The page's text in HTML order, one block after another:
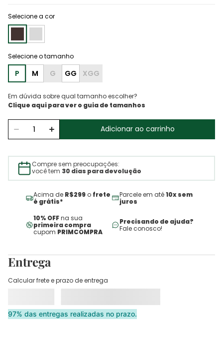
Selecione a cor
P M G GG XGG
Em dúvida sobre qual tamanho escolher?
Adicionar ao carrinho
Compre sem preocupações:
você tem 30 dias para devolução
Acima de R$299 o frete
é grátis*
Parcele em até10x sem
juros
10% OFFna sua
primeira compra
cupom PRIMCOMPRA
Precisando de ajuda?
Fale conosco!
Entrega
Calcular frete e prazo de entrega
97% das entregas realizadas no prazo.